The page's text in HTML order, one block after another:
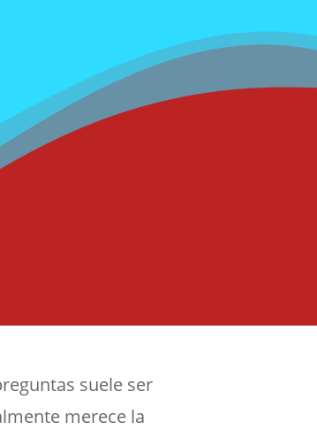
Cádiz y qué
la pena
suele ser
merece la